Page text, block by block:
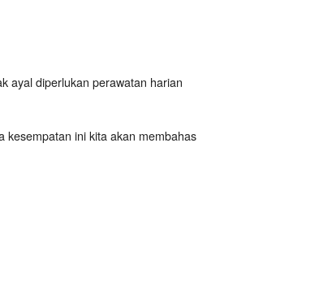
ayal diperlukan perawatan harian
kesempatan ini kita akan membahas